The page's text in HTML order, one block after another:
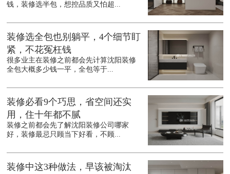
钱，装修选半包，想控品质又怕超...
装修选全包也别躺平，4个细节盯
紧，不花冤枉钱
很多业主在装修之前都会先计算沈阳装修
全包大概多少钱一平，全包等于...
装修必看9个巧思，省空间还实
用，住十年都不腻
装修之前都会先了解沈阳装修公司哪家
好，装修最忌只顾当下好看，不顾...
装修中这3种做法，早该被淘汰